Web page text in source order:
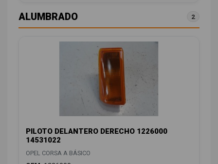
ALUMBRADO 2
PILOTO DELANTERO DERECHO 1226000
14531022
OPEL CORSA A BÁSICO